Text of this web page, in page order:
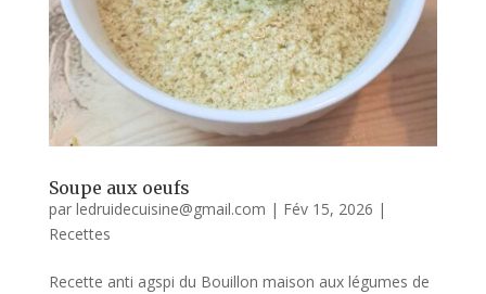
Soupe aux oeufs
par ledruidecuisine@gmail.com | Fév 15, 2026 |
Recettes
Recette anti agspi du Bouillon maison aux légumes de